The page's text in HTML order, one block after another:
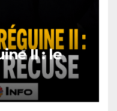
II : le